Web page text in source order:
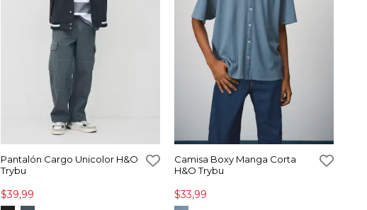
Pantalón Cargo Unicolor H&O
Trybu
$39,99
Camisa Boxy Manga Corta
H&O Trybu
$33,99